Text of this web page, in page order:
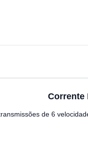
Corrente
de 6